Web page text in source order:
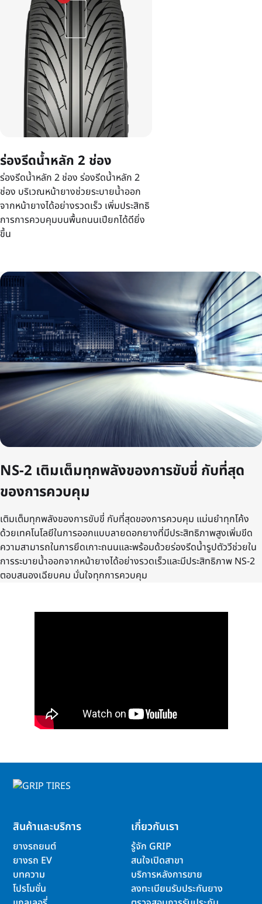
ร่องรีดน้ำหลัก 2 ช่อง
ร่องรีดน้ำหลัก 2 ช่อง ร่องรีดน้ำหลัก 2
ช่อง บริเวณหน้ายางช่วยระบายน้ำออก
จากหน้ายางได้อย่างรวดเร็ว เพิ่มประสิทธิ
การการควบคุมบนพื้นถนนเปียกได้ดียิ่ง
ขึ้น
NS-2 เติมเต็มทุกพลังของการขับขี่ กับที่สุด
ของการควบคุม
เติมเต็มทุกพลังของการขับขี่ กับที่สุดของการควบคุม แม่นยำทุกโค้ง
ด้วยเทคโนโลยีในการออกแบบลายดอกยางที่มีประสิทธิภาพสูงเพิ่มขีด
ความสามารถในการยึดเกาะถนนและพร้อมด้วยร่องรีดน้ำรูปตัววีช่วยใน
การระบายน้ำออกจากหน้ายางได้อย่างรวดเร็วและมีประสิทธิภาพ NS-2
ตอบสนองเฉียบคม มั่นใจทุกการควบคุม
สินค้าและบริการ
ยางรถยนต์
ยางรถ EV
บทความ
โปรโมชั่น
เกี่ยวกับเรา
รู้จัก GRIP
สนใจเปิดสาขา
บริการหลังการขาย
ลงทะเบียนรับประกันยาง